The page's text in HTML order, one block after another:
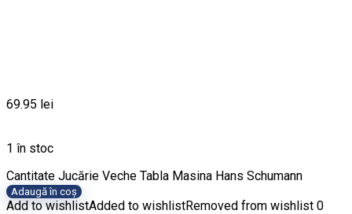
69.95 lei
1 în stoc
Cantitate Jucărie Veche Tabla Masina Hans Schumann
Adaugă în coș
Add to wishlistAdded to wishlistRemoved from wishlist 0